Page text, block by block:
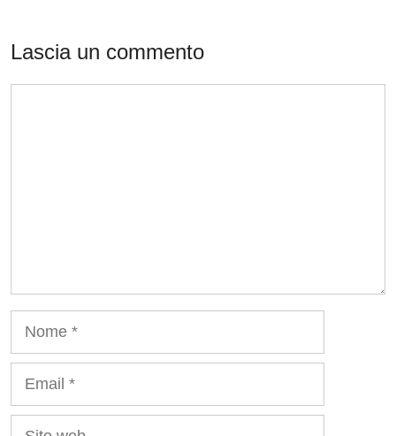
Lascia un commento
Sito